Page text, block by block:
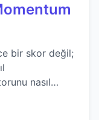
bir skor değil;